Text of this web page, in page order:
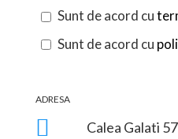
Sunt de acord cu
Sunt de acord cu
ADRESA
Calea Galati